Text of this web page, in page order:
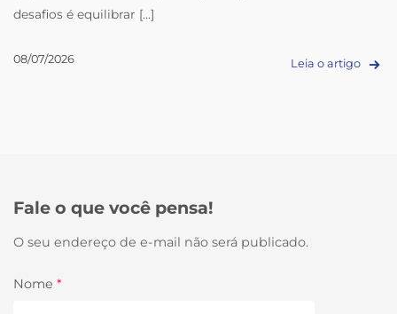
desafios é equilibrar [...]
08/07/2026 Leia o artigo
Fale o que você pensa!
O seu endereço de e-mail não será publicado.
Nome *